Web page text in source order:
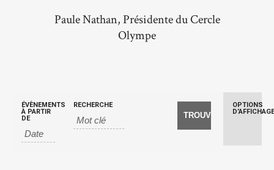
Paule Nathan, Présidente du Cercle
Olympe
OPTIONS
D’AFFICHAGE
ÉVÈNEMENTS
À PARTIR
DE
RECHERCHE